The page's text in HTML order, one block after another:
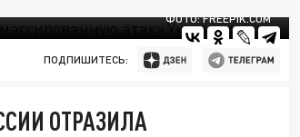
ФОТО: FREEPIK.COM
ПОДПИШИТЕСЬ:
ОТРАЗИЛА